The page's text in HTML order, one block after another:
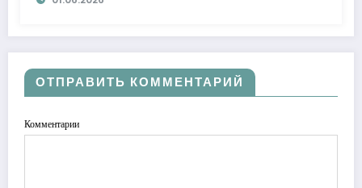
ОТПРАВИТЬ КОММЕНТАРИЙ
Комментарии